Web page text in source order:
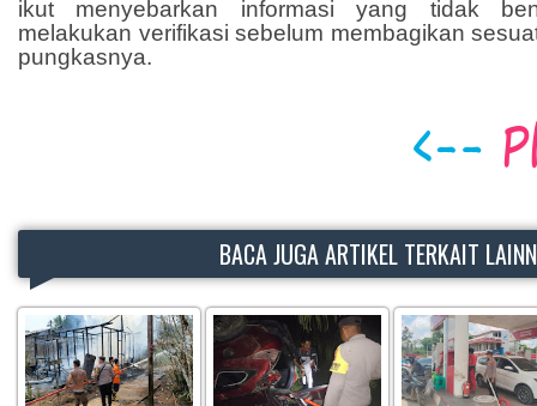
ikut menyebarkan informasi yang tidak
melakukan verifikasi sebelum membagikan
pungkasnya.
BACA JUGA ARTIKEL TERKAIT